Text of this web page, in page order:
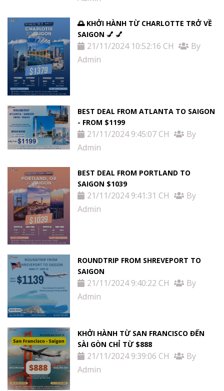
🌅 KHỞI HÀNH TỪ CHARLOTTE TRỞ VỀ
SAIGON 💅 💅
21/11/2024 10:52:16 CH
By
Admin
BEST DEAL FROM ATLANTA TO SAIGON
- FROM $1199
21/11/2024 9:45:07 CH
By
Admin
BEST DEAL FROM PORTLAND TO
SAIGON $1039
21/11/2024 9:41:31 CH
By
Admin
ROUNDTRIP FROM SHREVEPORT TO
SAIGON
21/11/2024 9:40:22 CH
By
Admin
KHỞI HÀNH TỪ SAN FRANCISCO ĐẾN
SÀI GÒN CHỈ TỪ $888
21/11/2024 9:39:06 CH
By
Admin